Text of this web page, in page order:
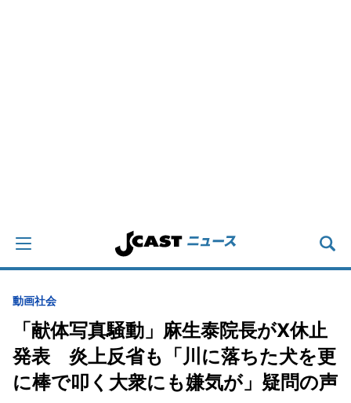
動画社会
「献体写真騒動」麻生泰院長がX休止
発表 炎上反省も「川に落ちた犬を更
に棒で叩く大衆にも嫌気が」疑問の声